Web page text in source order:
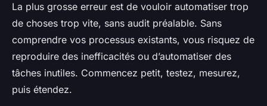
La plus grosse erreur est de vouloir automatiser trop
de choses trop vite, sans audit préalable. Sans
comprendre vos processus existants, vous risquez de
reproduire des inefficacités ou d’automatiser des
tâches inutiles. Commencez petit, testez, mesurez,
puis étendez.